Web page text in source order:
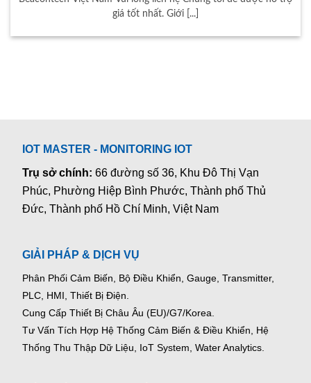
giá tốt nhất. Giới [...]
IOT MASTER - MONITORING IOT
Trụ sở chính:66 đường số 36, Khu Đô Thị Vạn
Phúc, Phường Hiệp Bình Phước, Thành phố Thủ
Đức, Thành phố Hồ Chí Minh, Việt Nam
GIẢI PHÁP & DỊCH VỤ
Phân Phối Cảm Biến, Bộ Điều Khiển, Gauge, Transmitter,
PLC, HMI, Thiết Bị Điện.
Cung Cấp Thiết Bị Châu Âu (EU)/G7/Korea.
Tư Vấn Tích Hợp Hệ Thống Cảm Biến & Điều Khiển, Hệ
Thống Thu Thập Dữ Liệu, IoT System, Water Analytics.